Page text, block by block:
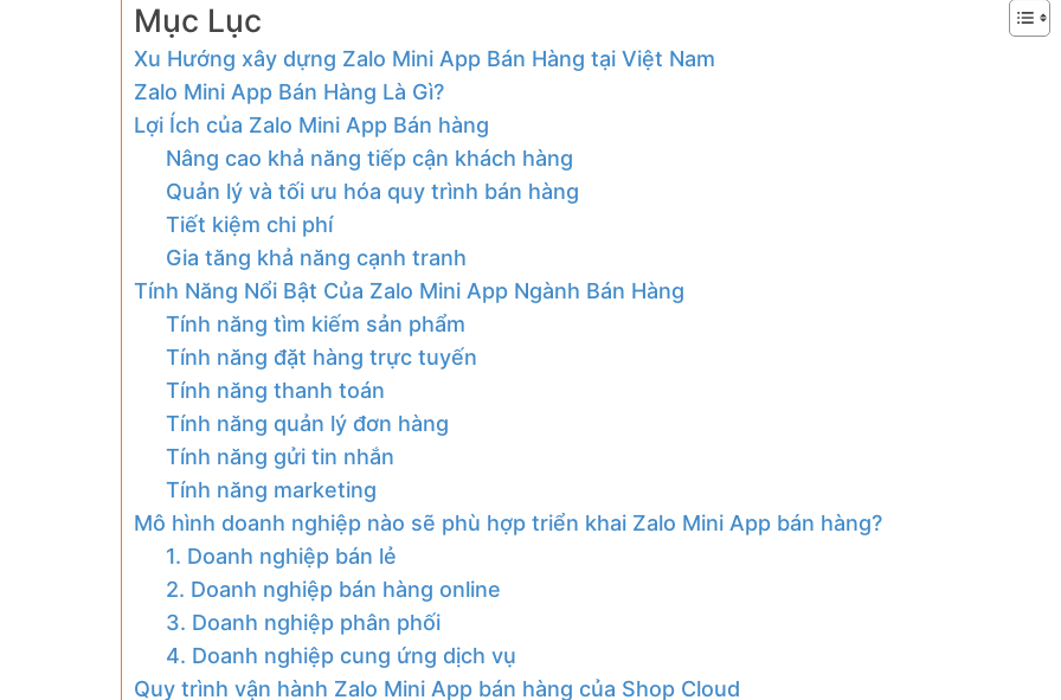
Mục Lục
Xu Hướng xây dựng Zalo Mini App Bán Hàng tại Việt Nam
Zalo Mini App Bán Hàng Là Gì?
Lợi Ích của Zalo Mini App Bán hàng
Nâng cao khả năng tiếp cận khách hàng
Quản lý và tối ưu hóa quy trình bán hàng
Tiết kiệm chi phí
Gia tăng khả năng cạnh tranh
Tính Năng Nổi Bật Của Zalo Mini App Ngành Bán Hàng
Tính năng tìm kiếm sản phẩm
Tính năng đặt hàng trực tuyến
Tính năng thanh toán
Tính năng quản lý đơn hàng
Tính năng gửi tin nhắn
Tính năng marketing
Mô hình doanh nghiệp nào sẽ phù hợp triển khai Zalo Mini App bán hàng?
1. Doanh nghiệp bán lẻ
2. Doanh nghiệp bán hàng online
3. Doanh nghiệp phân phối
4. Doanh nghiệp cung ứng dịch vụ
Quy trình vận hành Zalo Mini App bán hàng của Shop Cloud